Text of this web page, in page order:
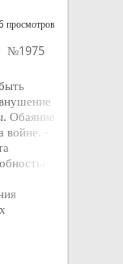
просмотров
№1975
Обаяние
-